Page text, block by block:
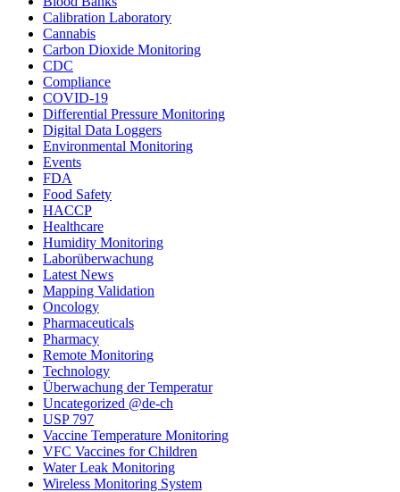
Calibration Laboratory
Cannabis
Carbon Dioxide Monitoring
CDC
Compliance
COVID-19
Differential Pressure Monitoring
Digital Data Loggers
Environmental Monitoring
Events
FDA
Food Safety
HACCP
Healthcare
Humidity Monitoring
Laborüberwachung
Latest News
Mapping Validation
Oncology
Pharmaceuticals
Pharmacy
Remote Monitoring
Technology
Überwachung der Temperatur
Uncategorized @de-ch
USP 797
Vaccine Temperature Monitoring
VFC Vaccines for Children
Water Leak Monitoring
Wireless Monitoring System